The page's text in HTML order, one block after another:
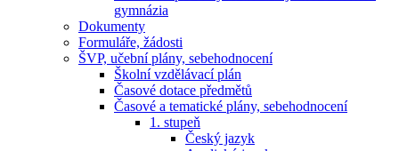
gymnázia
Dokumenty
Formuláře, žádosti
ŠVP, učební plány, sebehodnocení
Školní vzdělávací plán
Časové dotace předmětů
Časové a tematické plány, sebehodnocení
1. stupeň
Český jazyk